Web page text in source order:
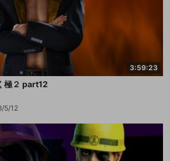
3:59:23
極２ part12
5/12